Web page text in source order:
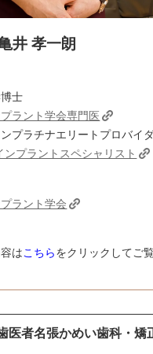
井 孝一朗
士
ラント学会専門医
プラチナエリートプロバイ
プラントスペシャリスト
ラント学会
はこちら をクリックしてご
医者名張かめい歯科・矯